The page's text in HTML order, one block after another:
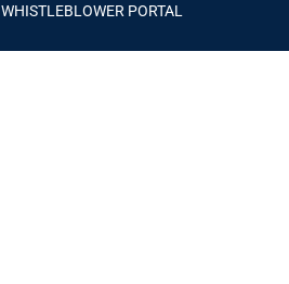
WHISTLEBLOWER PORTAL